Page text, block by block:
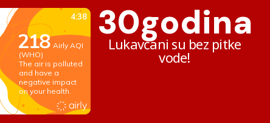
30godina
Lukavčani su bez pitke
vode!